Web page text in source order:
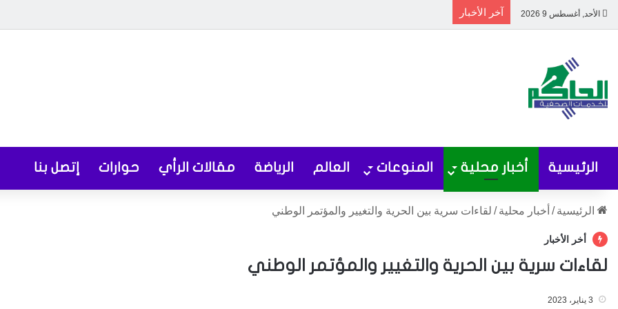
الأحد, أغسطس 9 2026 آخر الأخبار
الرئيسية أخبار محلية المنوعات العالم الرياضة مقالات الرأي حوارات إتصل بنا
الرئيسية / أخبار محلية / لقاءات سرية بين الحرية والتغيير والمؤتمر الوطني
أخر الأخبار
لقاءات سرية بين الحرية والتغيير والمؤتمر الوطني
3 يناير، 2023